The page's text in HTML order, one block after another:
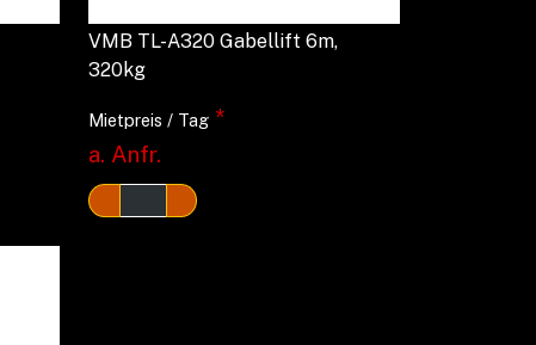
VMB TL-A320 Gabellift 6m,
320kg
Mietpreis / Tag *
a. Anfr.